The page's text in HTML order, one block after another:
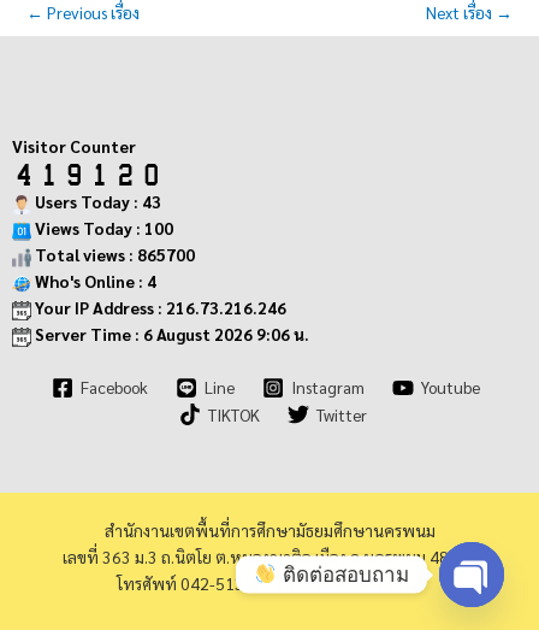
← Previous เรื่อง Next เรื่อง →
Visitor Counter
Users Today : 43
Views Today : 100
Total views : 865700
Who's Online : 4
Your IP Address : 216.73.216.246
Server Time : 6 August 2026 9:06 น.
Facebook Line Instagram
Youtube
TIKTOK
Twitter
สำนักงานเขตพื้นที่การศึกษามัธยมศึกษานครพนม
เลขที่ 363 ม.3 ถ.นิตโย ต.หนองญาติอ.เมือง จ.นครพนม 48000
โทรศัพท์ 042-513973 โทรสาร 042-513940
ติดต่อสอบถาม
Open